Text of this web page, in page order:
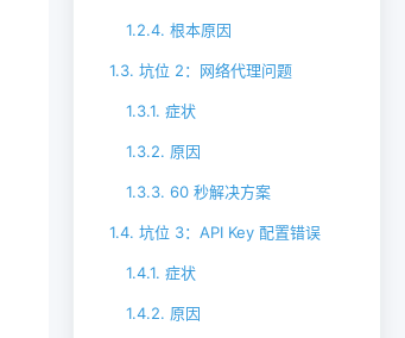
1.2.4. 根本原因
1.3. 坑位 2：网络代理问题
1.3.1. 症状
1.3.2. 原因
1.3.3. 60 秒解决方案
1.4. 坑位 3：API Key 配置错误
1.4.1. 症状
1.4.2. 原因